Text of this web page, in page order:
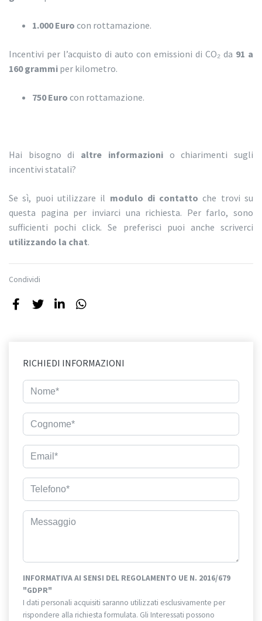
1.000 Euro con rottamazione.
Incentivi per l’acquisto di auto con emissioni di CO₂ da 91 a
160 grammi per kilometro.
750 Euro con rottamazione.
Hai bisogno di altre informazionio chiarimenti sugli
incentivi statali?
Se sì, puoi utilizzare il modulo di contatto che trovi su
questa pagina per inviarci una richiesta. Per farlo, sono
sufficienti pochi click. Se preferisci puoi anche scriverci
utilizzando la chat.
Condividi
RICHIEDI INFORMAZIONI
INFORMATIVA AI SENSI DEL REGOLAMENTO UE N. 2016/679
"GDPR"
I dati personali acquisiti saranno utilizzati esclusivamente per
rispondere alla richiesta formulata. Gli Interessati possono